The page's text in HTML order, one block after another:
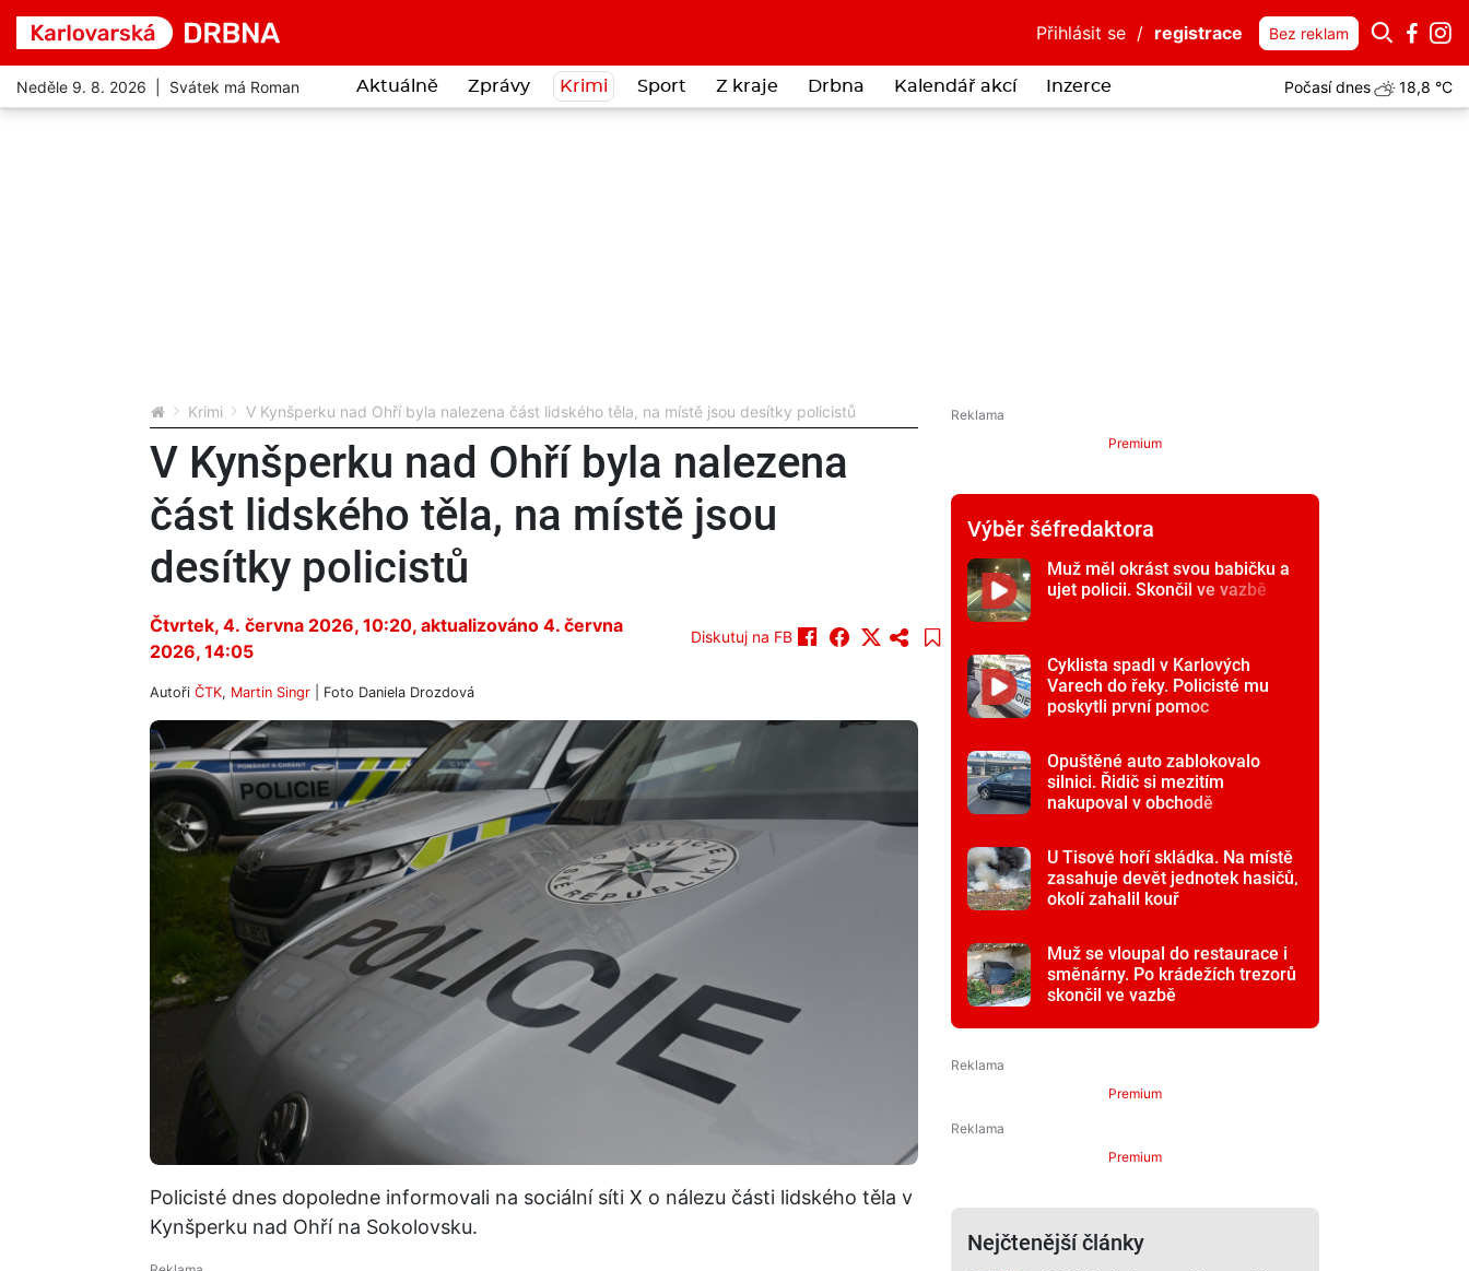
Přihlásit se / registrace Bez reklam
Neděle 9. 8. 2026 | Svátek má Roman Aktuálně Zprávy Krimi Sport Z kraje Drbna Kalendář akcí Inzerce Počasí dnes 18,8 °C
Krimi V Kynšperku nad Ohří byla nalezena část lidského těla, na místě jsou desítky policistů
V Kynšperku nad Ohří byla nalezena
část lidského těla, na místě jsou
desítky policistů
Čtvrtek, 4. června 2026, 10:20, aktualizováno 4. června
2026, 14:05
Diskutuj na FB
Autoři ČTK, Martin Singr | Foto Daniela Drozdová
Policisté dnes dopoledne informovali na sociální síti X o nálezu části lidského těla v
Kynšperku nad Ohří na Sokolovsku.
Premium
Výběr šéfredaktora
Muž měl okrást svou babičku a
ujet policii. Skončil ve vazbě
Cyklista spadl v Karlových
Varech do řeky. Policisté mu
poskytli první pomoc
Opuštěné auto zablokovalo
silnici. Řidič si mezitím
nakupoval v obchodě
U Tisové hoří skládka. Na místě
zasahuje devět jednotek hasičů,
okolí zahalil kouř
Muž se vloupal do restaurace i
směnárny. Po krádežích trezorů
skončil ve vazbě
Premium
Premium
Nejčtenější články